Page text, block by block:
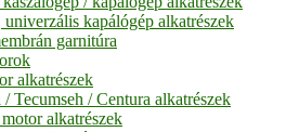
univerzális kapálógép alkatrészek
garnitúra
alkatrészek
/ Tecumseh / Centura alkatrészek
alkatrészek